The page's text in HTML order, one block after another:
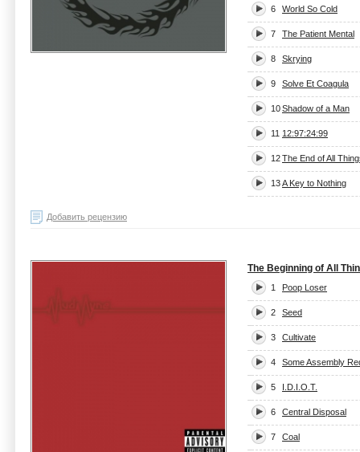
6 World So Cold
7 The Patient Mental
8 Skrying
9 Solve Et Coagula
10Shadow of a Man
11 12:97:24:99
12The End of All
13A Key to Nothing
Добавить рецензию
The Beginning of All
1 Poop Loser
2 Seed
3 Cultivate
4 Some Assembly
5 I.D.I.O.T.
6 Central Disposal
7 Coal